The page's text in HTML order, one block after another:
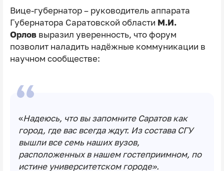
Вице-губернатор – руководитель аппарата
Губернатора Саратовской области М.И.
Орлов выразил уверенность, что форум
позволит наладить надёжные коммуникации в
научном сообществе:
«Надеюсь, что вы запомните Саратов как
город, где вас всегда ждут. Из состава СГУ
вышли все семь наших вузов,
расположенных в нашем гостеприимном, по
истине университетском городе».